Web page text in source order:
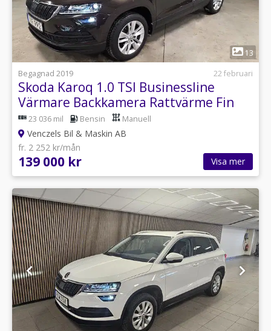
1
13
Begagnad 2019
22 februari
Skoda Karoq 1.0 TSI Businessline
Värmare Backkamera Rattvärme Fin
23 036 mil Bensin Manuell
Venczels Bil & Maskin AB
fr. 2 252 kr/mån
139 000 kr Visa mer